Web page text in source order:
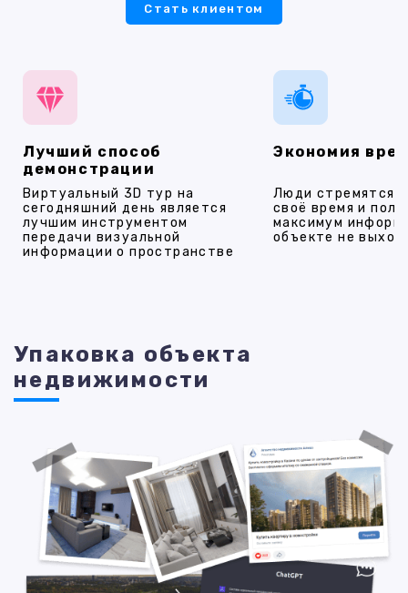
Стать клиентом
Лучший способ
демонстрации
Виртуальный 3D тур на
сегодняшний день является
лучшим инструментом
передачи визуальной
информации о пространстве
Экономия
Люди стремятся
своё время и
максимум
объекте не
Упаковка объекта
недвижимости